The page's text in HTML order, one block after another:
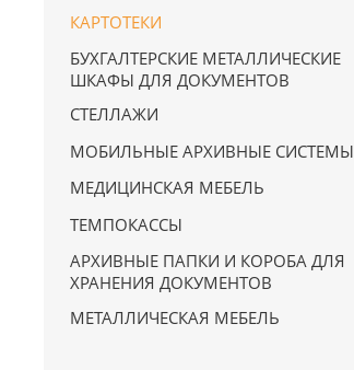
КАРТОТЕКИ
БУХГАЛТЕРСКИЕ МЕТАЛЛИЧЕСКИЕ
ШКАФЫ ДЛЯ ДОКУМЕНТОВ
СТЕЛЛАЖИ
МОБИЛЬНЫЕ АРХИВНЫЕ СИСТЕМЫ
МЕДИЦИНСКАЯ МЕБЕЛЬ
ТЕМПОКАССЫ
АРХИВНЫЕ ПАПКИ И КОРОБА ДЛЯ
ХРАНЕНИЯ ДОКУМЕНТОВ
МЕТАЛЛИЧЕСКАЯ МЕБЕЛЬ